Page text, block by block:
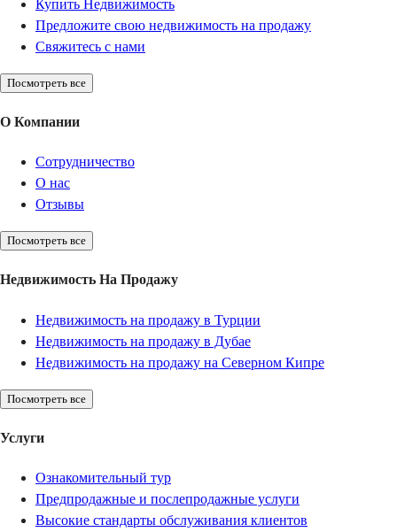
Купить Недвижимость
Предложите свою недвижимость на продажу
Свяжитесь с нами
Посмотреть все
О Компании
Сотрудничество
О нас
Отзывы
Посмотреть все
Недвижимость На Продажу
Недвижимость на продажу в Турции
Недвижимость на продажу в Дубае
Недвижимость на продажу на Северном Кипре
Посмотреть все
Услуги
Ознакомительный тур
Предпродажные и послепродажные услуги
Высокие стандарты обслуживания клиентов